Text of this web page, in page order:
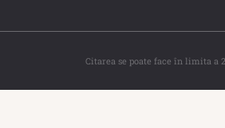
Citarea se poate face în limita